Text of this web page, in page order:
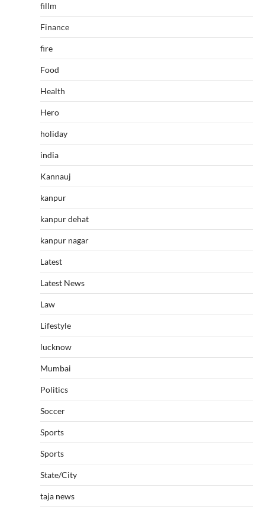
fillm
Finance
fire
Food
Health
Hero
holiday
india
Kannauj
kanpur
kanpur dehat
kanpur nagar
Latest
Latest News
Law
Lifestyle
lucknow
Mumbai
Politics
Soccer
Sports
Sports
State/City
taja news